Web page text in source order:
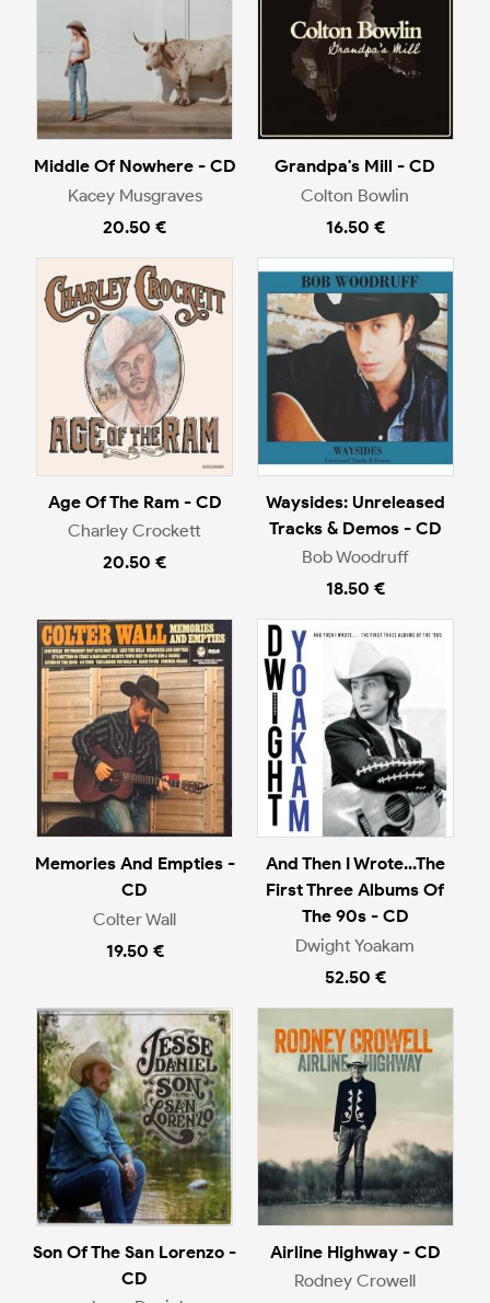
Middle Of Nowhere - CD
Kacey Musgraves
20.50 €
Grandpa's Mill - CD
Colton Bowlin
16.50 €
Age Of The Ram - CD
Charley Crockett
20.50 €
Waysides: Unreleased
Tracks & Demos - CD
Bob Woodruff
18.50 €
Memories And Empties -
CD
Colter Wall
19.50 €
And Then I Wrote...The
First Three Albums Of
The 90s - CD
Dwight Yoakam
52.50 €
Son Of The San Lorenzo -
CD
Airline Highway - CD
Rodney Crowell